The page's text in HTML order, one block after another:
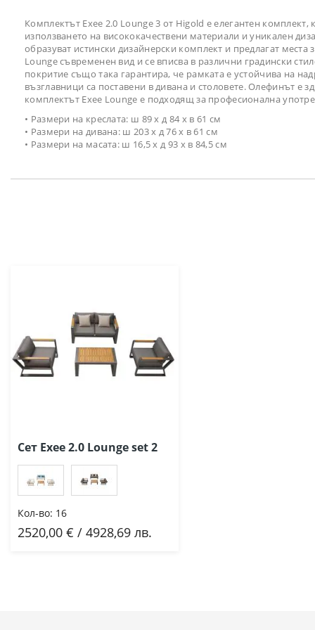
Комплектът Exee 2.0 Lounge 3 от Higold е елегантен
използването на висококачествени материали и уникален
образуват истински дизайнерски комплект и предлагат
Lounge съвременен вид и се вписва в различни градински
покритие също така гарантира, че рамката е устойчива на
възглавници са поставени в дивана и столовете. Олефинът е
комплектът Exee Lounge е подходящ за професионална
• Размери на креслата: ш 89 х д 84 х в 61 см
• Размери на дивана: ш 203 х д 76 х в 61 см
• Размери на масата: ш 16,5 х д 93 х в 84,5 см
Сет Exee 2.0 Lounge set 2
Кол-во: 16
2520,00 € / 4928,69 лв.
Добави